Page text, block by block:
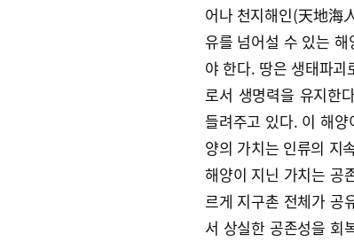
어나 천지해인(天地海
유를 넘어설 수 있는
야 한다. 땅은 생태파
로서 생명력을 유지한
들려주고 있다. 이 해
양의 가치는 인류의 지
해양이 지닌 가치는 공
르게 지구촌 전체가 공
서 상실한 공존성을 회